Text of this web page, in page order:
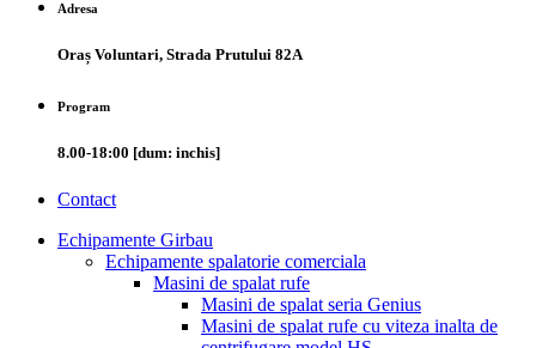
Adresa
Oraș Voluntari, Strada Prutului 82A
Program
8.00-18:00 [dum: inchis]
Contact
Echipamente Girbau
Echipamente spalatorie comerciala
Masini de spalat rufe
Masini de spalat seria Genius
Masini de spalat rufe cu viteza inalta de